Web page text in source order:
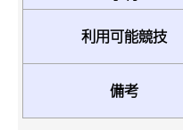
利用可能競技
備考